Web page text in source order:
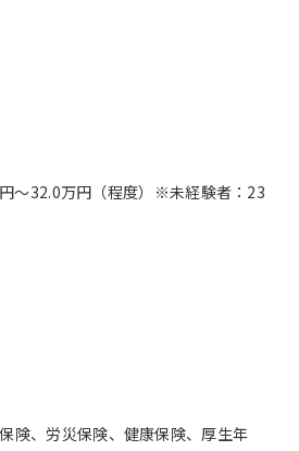
円〜32.0万円（程度）※未経験者：23
険、労災保険、健康保険、厚生年